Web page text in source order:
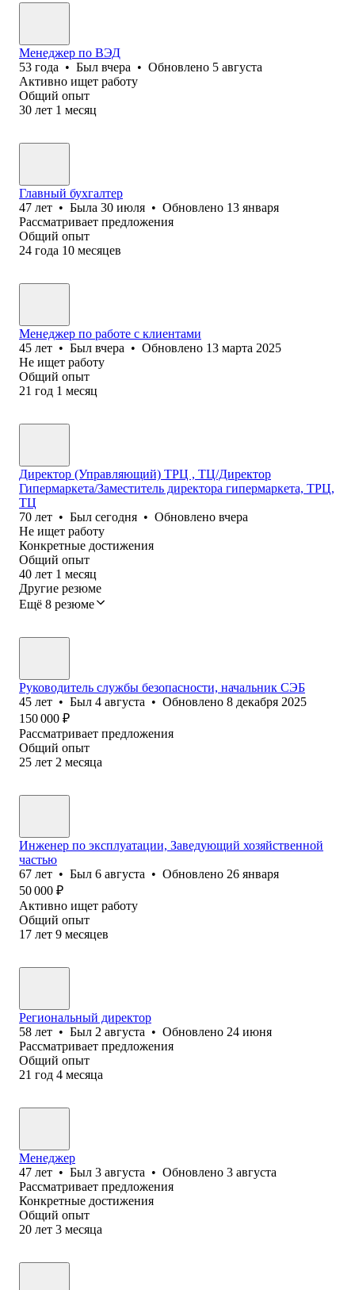
Менеджер по ВЭД
53 года • Был вчера • Обновлено 5 августа
Активно ищет работу
Общий опыт
30 лет 1 месяц
Главный бухгалтер
47 лет • Была 30 июля • Обновлено 13 января
Рассматривает предложения
Общий опыт
24 года 10 месяцев
Менеджер по работе с клиентами
45 лет • Был вчера • Обновлено 13 марта 2025
Не ищет работу
Общий опыт
21 год 1 месяц
Директор (Управляющий) ТРЦ , ТЦ/Директор
Гипермаркета/Заместитель директора гипермаркета, ТРЦ,
ТЦ
70 лет • Был сегодня • Обновлено вчера
Не ищет работу
Конкретные достижения
Общий опыт
40 лет 1 месяц
Другие резюме
Ещё 8 резюме
Руководитель службы безопасности, начальник СЭБ
45 лет • Был 4 августа • Обновлено 8 декабря 2025
150 000 ₽
Рассматривает предложения
Общий опыт
25 лет 2 месяца
Инженер по эксплуатации, Заведующий хозяйственной
частью
67 лет • Был 6 августа • Обновлено 26 января
50 000 ₽
Активно ищет работу
Общий опыт
17 лет 9 месяцев
Региональный директор
58 лет • Был 2 августа • Обновлено 24 июня
Рассматривает предложения
Общий опыт
21 год 4 месяца
Менеджер
47 лет • Был 3 августа • Обновлено 3 августа
Рассматривает предложения
Конкретные достижения
Общий опыт
20 лет 3 месяца